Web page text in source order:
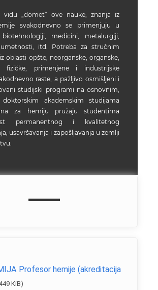
vidu „domet“ ove nauke, znanja iz
svakodnevno se primenjuju u
medicini, metalurgiji,
itd. Potreba za stručnim
oblasti opšte, neorganske, organske,
fizičke, primenjene i industrijske
raste, a pažljivo osmišljeni i
studijski programi na osnovnim,
akademskim studijama
za hemiju pružaju studentima
permanentnog i kvalitetnog
usavršavanja i zapošljavanja u zemlji
Profesor hemije (akreditacija
KiB)